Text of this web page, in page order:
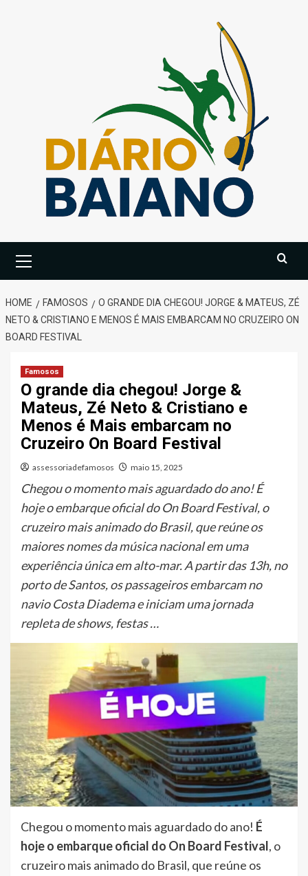
Menu
HOME FAMOSOS
O GRANDE DIA CHEGOU! JORGE & MATEUS, ZÉ
NETO & CRISTIANO E MENOS É MAIS EMBARCAM NO CRUZEIRO ON
BOARD FESTIVAL
Famosos
O grande dia chegou! Jorge &
Mateus, Zé Neto & Cristiano e
Menos é Mais embarcam no
Cruzeiro On Board Festival
assessoriadefamosos maio 15, 2025
Chegou o momento mais aguardado do ano! É
hoje o embarque oficial do On Board Festival, o
cruzeiro mais animado do Brasil, que reúne os
maiores nomes da música nacional em uma
experiência única em alto-mar. A partir das 13h, no
porto de Santos, os passageiros embarcam no
navio Costa Diadema e iniciam uma jornada
repleta de shows, festas …
Chegou o momento mais aguardado do ano! É
hoje o embarque oficial do On Board Festival, o
cruzeiro mais animado do Brasil, que reúne os